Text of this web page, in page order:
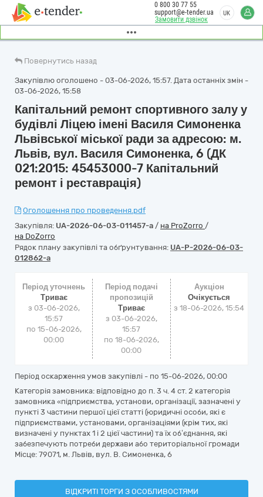
Замовити дзвінок
0 800 30 77 55
support@e-tender.ua
UK
Повернутись назад
Закупівлю оголошено - 03-06-2026, 15:57. Дата останніх змін -
03-06-2026, 15:58
Капітальний ремонт спортивного залу у
будівлі Ліцею імені Василя Симоненка
Львівської міської ради за адресою: м.
Львів, вул. Василя Симоненка, 6 (ДК
021:2015: 45453000-7 Капітальний
ремонт і реставрація)
Оголошення про проведення.pdf
Закупівля: UA-2026-06-03-011457-a / на ProZorro /
на DoZorro
Рядок плану закупівлі та обґрунтування: UA-P-2026-06-03-
012862-a
Період уточнень
Триває
з 03-06-2026,
15:57
по 15-06-2026,
00:00
Період подачі
пропозицій
Триває
з 03-06-2026,
15:57
по 18-06-2026,
00:00
Аукціон
Очікується
з18-06-2026, 15:54
Період оскарження умов закупівлі - по 15-06-2026, 00:00
Категорія замовника: відповідно до п. 3 ч. 4 ст. 2 категорія
замовника «підприємства, установи, організації, зазначені у
пункті 3 частини першої цієї статті (юридичні особи, які є
підприємствами, установами, організаціями (крім тих, які
визначені у пунктах 1 і 2 цієї частини) та їх об’єднання, які
забезпечують потреби держави або територіальної громади
Місце: 79071, м. Львів, вул. В. Симоненка, 6
ВІДКРИТІ ТОРГИ З ОСОБЛИВОСТЯМИ